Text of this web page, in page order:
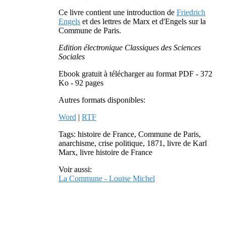
Ce livre contient une introduction de Friedrich
Engels et des lettres de Marx et d'Engels sur la
Commune de Paris.
Edition électronique Classiques des Sciences
Sociales
Ebook gratuit à télécharger au format PDF - 372
Ko - 92 pages
Autres formats disponibles:
Word | RTF
Tags: histoire de France, Commune de Paris,
anarchisme, crise politique, 1871, livre de Karl
Marx, livre histoire de France
Voir aussi:
La Commune - Louise Michel